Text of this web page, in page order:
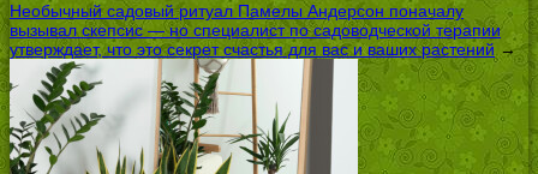
Необычный садовый ритуал Памелы Андерсон поначалу
вызывал скепсис — но специалист по садоводческой терапии
утверждает, что это секрет счастья для вас и ваших растений →